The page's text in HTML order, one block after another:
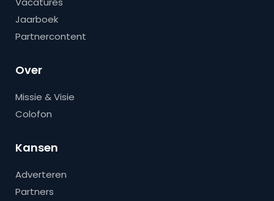
Jaarboek
Partnercontent
Over
Missie & Visie
Colofon
Kansen
Adverteren
Partners